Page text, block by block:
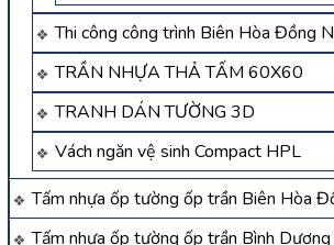
Thi công công trình Biên Hòa Đồng
TRẦN NHỰA THẢ TẤM 60X60
TRANH DÁN TƯỜNG 3D
Vách ngăn vệ sinh Compact HPL
Tấm nhựa ốp tường ốp trần Biên Hòa
Tấm nhựa ốp tường ốp trần Bình Dương